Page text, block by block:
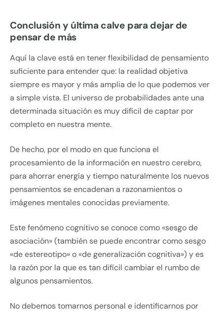
Conclusión y última calve para dejar de
pensar de más
Aquí la clave está en tener flexibilidad de pensamiento
suficiente para entender que: la realidad objetiva
siempre es mayor y más amplia de lo que podemos ver
a simple vista. El universo de probabilidades ante una
determinada situación es muy difícil de captar por
completo en nuestra mente.
De hecho, por el modo en que funciona el
procesamiento de la información en nuestro cerebro,
para ahorrar energía y tiempo naturalmente los nuevos
pensamientos se encadenan a razonamientos o
imágenes mentales conocidas previamente.
Este fenómeno cognitivo se conoce como «sesgo de
asociación» (también se puede encontrar como sesgo
«de estereotipo» o «de generalización cognitiva») y es
la razón por la que es tan difícil cambiar el rumbo de
algunos pensamientos.
No debemos tomarnos personal e identificarnos por